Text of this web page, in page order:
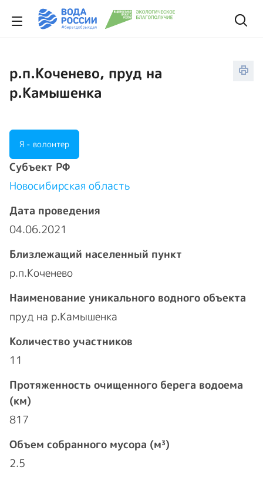
р.п.Коченево, пруд на
р.Камышенка
Я - волонтер
Cубъект РФ
Новосибирская область
Дата проведения
04.06.2021
Близлежащий населенный пункт
р.п.Коченево
Наименование уникального водного объекта
пруд на р.Камышенка
Количество участников
11
Протяженность очищенного берега водоема
(км)
817
Объем собранного мусора (м³)
2.5